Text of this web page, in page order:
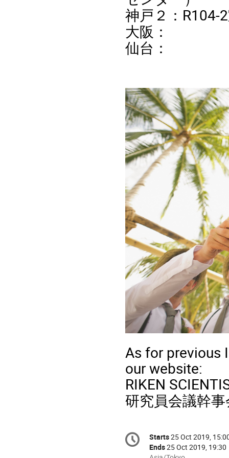
神戸２：R104-
大阪：
仙台：
As for previous
our website:
RIKEN
研究員会議幹
Conference
information
Date/Time
Starts25 Oct 2019,
Ends25 Oct 2019, 19:30